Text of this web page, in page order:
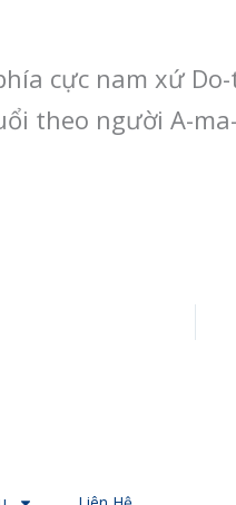
cực nam xứ
theo người A-